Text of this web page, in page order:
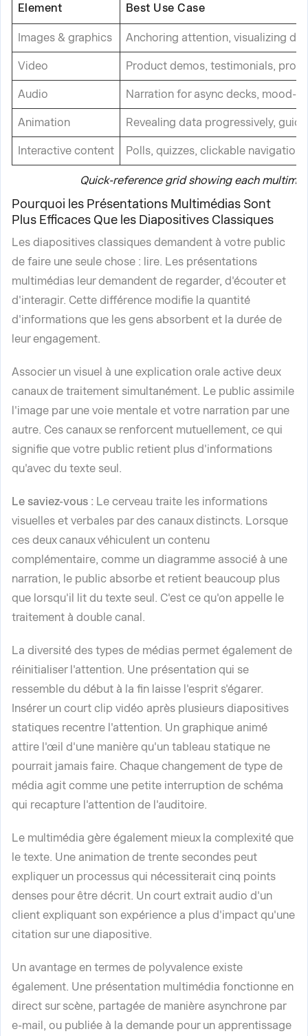
Quick-reference grid showing each
Element Best Use Case
Images & graphics Anchoring attention, visualizing
Video Product demos, testimonials,
Audio Narration for async decks, mood-
Animation Revealing data progressively,
Interactive content Polls, quizzes, clickable navigation,
Pourquoi les Présentations Multimédias Sont
Plus Efficaces Que les Diapositives Classiques
Les diapositives classiques demandent à votre public
de faire une seule chose : lire. Les présentations
multimédias leur demandent de regarder, d'écouter et
d'interagir. Cette différence modifie la quantité
d'informations que les gens absorbent et la durée de
leur engagement.
Associer un visuel à une explication orale active deux
canaux de traitement simultanément. Le public assimile
l'image par une voie mentale et votre narration par une
autre. Ces canaux se renforcent mutuellement, ce qui
signifie que votre public retient plus d'informations
qu'avec du texte seul.
Le saviez-vous : Le cerveau traite les informations
visuelles et verbales par des canaux distincts. Lorsque
ces deux canaux véhiculent un contenu
complémentaire, comme un diagramme associé à une
narration, le public absorbe et retient beaucoup plus
que lorsqu'il lit du texte seul. C'est ce qu'on appelle le
traitement à double canal.
La diversité des types de médias permet également de
réinitialiser l'attention. Une présentation qui se
ressemble du début à la fin laisse l'esprit s'égarer.
Insérer un court clip vidéo après plusieurs diapositives
statiques recentre l'attention. Un graphique animé
attire l'œil d'une manière qu'un tableau statique ne
pourrait jamais faire. Chaque changement de type de
média agit comme une petite interruption de schéma
qui recapture l'attention de l'auditoire.
Le multimédia gère également mieux la complexité que
le texte. Une animation de trente secondes peut
expliquer un processus qui nécessiterait cinq points
denses pour être décrit. Un court extrait audio d'un
client expliquant son expérience a plus d'impact qu'une
citation sur une diapositive.
Un avantage en termes de polyvalence existe
également. Une présentation multimédia fonctionne en
direct sur scène, partagée de manière asynchrone par
e-mail, ou publiée à la demande pour un apprentissage